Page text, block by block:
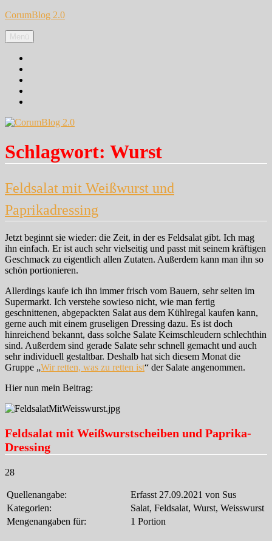
Zum
springen
CorumBlog 2.0
Menü
Schlagwort: Wurst
Feldsalat mit Weißwurst und
Paprikadressing
Jetzt beginnt sie wieder: die Zeit, in der es Feldsalat gibt. Ich mag
ihn einfach. Er ist auch sehr vielseitig und passt mit seinem kräftigen
Geschmack zu eigentlich allen Zutaten. Außerdem kann man ihn so
schön portionieren.
Allerdings kaufe ich ihn immer frisch vom Bauern, sehr selten im
Supermarkt. Ich verstehe sowieso nicht, wie man fertig
geschnittenen, abgepackten Salat aus dem Kühlregal kaufen kann,
gerne auch mit einem gruseligen Dressing dazu. Es ist doch
hinreichend bekannt, dass solche Salate Keimschleudern schlechthin
sind. Außerdem sind gerade Salate sehr schnell gemacht und auch
sehr individuell gestaltbar. Deshalb hat sich diesem Monat die
Gruppe „Wir retten, was zu retten ist“ der Salate angenommen.
Hier nun mein Beitrag:
Feldsalat mit Weißwurstscheiben und Paprika-
Dressing
28
Quellenangabe:
Erfasst 27.09.2021 von Sus
Kategorien:
Salat, Feldsalat, Wurst, Weisswurst
Mengenangaben für:
1 Portion